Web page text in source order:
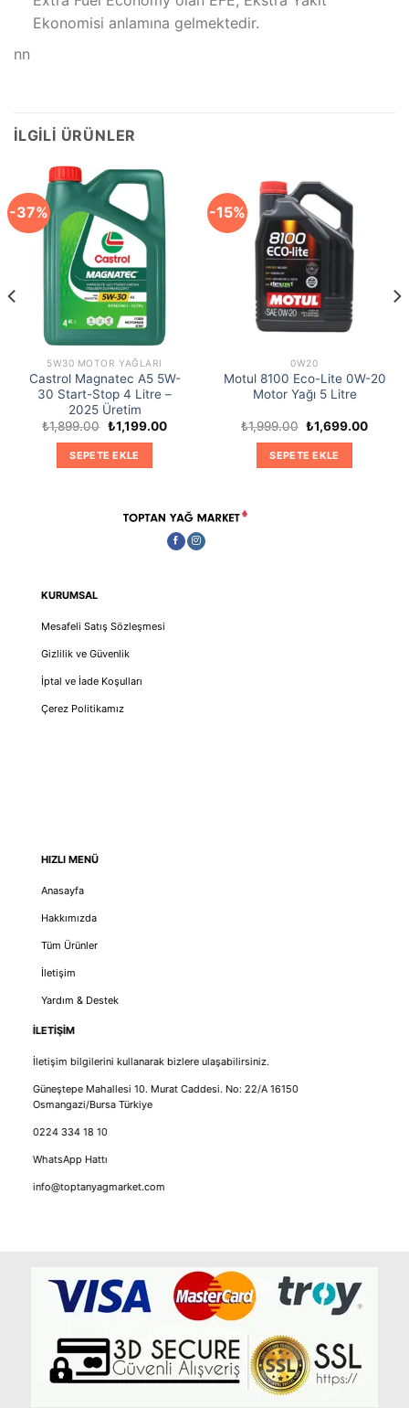
Ekonomisi anlamına gelmektedir.
nn
İLGILI ÜRÜNLER
-37%
5W30 MOTOR YAĞLARI
Castrol Magnatec A5 5W-
30 Start-Stop 4 Litre –
2025 Üretim
₺1,899.00 Orijinal
fiyat:
₺1,899.00.
₺1,199.00Şu
SEPETE EKLE
-15%
0W20
Motul 8100 Eco-Lite 0W-20
Motor Yağı 5 Litre
₺1,999.00 Orijinal
fiyat:
₺1,999.00.
₺1,699.00Şu
SEPETE EKLE
KURUMSAL
Mesafeli Satış Sözleşmesi
Gizlilik ve Güvenlik
İptal ve İade Koşulları
Çerez Politikamız
HIZLI MENÜ
Anasayfa
Hakkımızda
Tüm Ürünler
İletişim
Yardım & Destek
İLETİŞİM
İletişim bilgilerini kullanarak bizlere ulaşabilirsiniz.
Güneştepe Mahallesi 10. Murat Caddesi. No: 22/A 16150
Osmangazi/Bursa Türkiye
0224 334 18 10
WhatsApp Hattı
info@toptanyagmarket.com